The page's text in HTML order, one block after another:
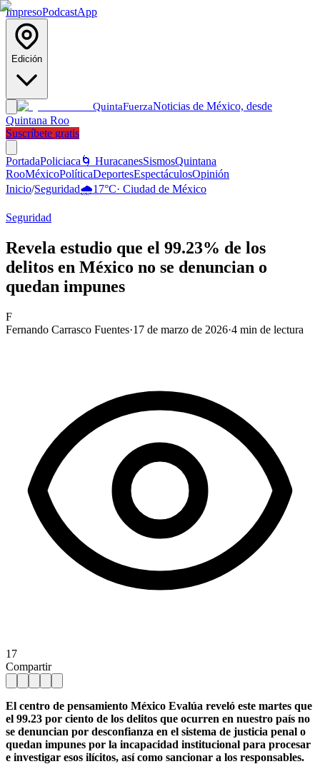
ImpresoPodcastApp
Edición
QuintaFuerzaNoticias de México, desde
Quintana Roo
Suscríbete gratis
PortadaPoliciaca 🌀 HuracanesSismosQuintana
RooMéxicoPolíticaDeportesEspectáculosOpinión
Inicio/Seguridad🌧️17°C· Ciudad de México
Seguridad
Revela estudio que el 99.23% de los
delitos en México no se denuncian o
quedan impunes
F
Fernando Carrasco Fuentes·17 de marzo de 2026·4 min de lectura
17
Compartir
El centro de pensamiento México Evalúa reveló este martes que
el 99.23 por ciento de los delitos que ocurren en nuestro país no
se denuncian por desconfianza en el sistema de justicia penal o
quedan impunes por la incapacidad institucional para procesar
e investigar esos ilícitos, así como sancionar a los responsables.